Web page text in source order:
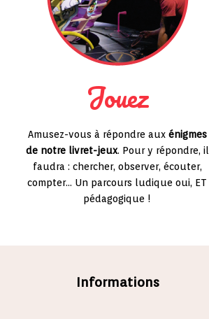
Jouez
Amusez-vous à répondre aux énigmes
de notre livret-jeux. Pour y répondre, il
faudra : chercher, observer, écouter,
compter… Un parcours ludique oui, ET
pédagogique !
Informations